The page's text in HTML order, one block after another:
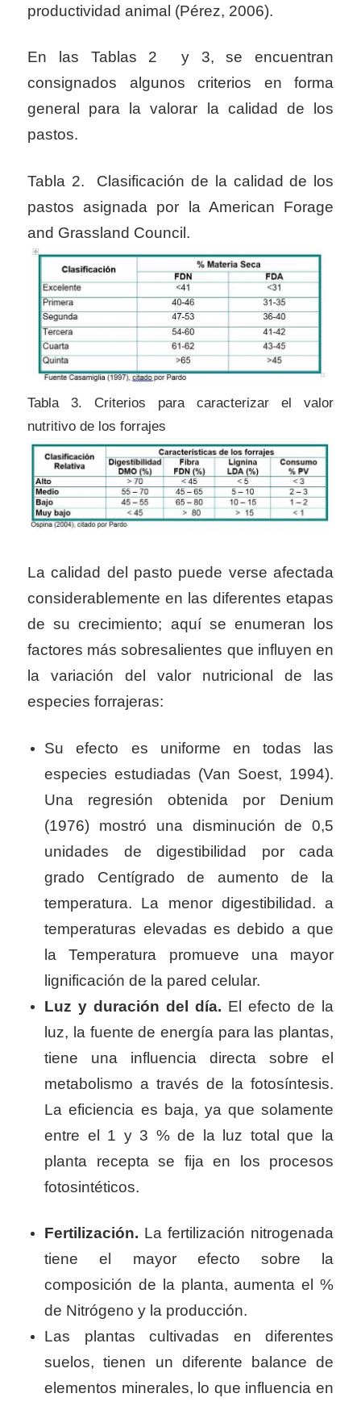
productividad animal (Pérez, 2006).
En las Tablas 2 y 3, se encuentran
consignados algunos criterios en forma
general para la valorar la calidad de los
pastos.
Tabla 2. Clasificación de la calidad de los
pastos asignada por la American Forage
and Grassland Council.
Tabla 3. Criterios para caracterizar el valor
nutritivo de los forrajes
La calidad del pasto puede verse afectada
considerablemente en las diferentes etapas
de su crecimiento; aquí se enumeran los
factores más sobresalientes que influyen en
la variación del valor nutricional de las
especies forrajeras:
Su efecto es uniforme en todas las
especies estudiadas (Van Soest, 1994).
Una regresión obtenida por Denium
(1976) mostró una disminución de 0,5
unidades de digestibilidad por cada
grado Centígrado de aumento de la
temperatura. La menor digestibilidad. a
temperaturas elevadas es debido a que
la Temperatura promueve una mayor
lignificación de la pared celular.
Luz y duración del día. El efecto de la
luz, la fuente de energía para las plantas,
tiene una influencia directa sobre el
metabolismo a través de la fotosíntesis.
La eficiencia es baja, ya que solamente
entre el 1 y 3 % de la luz total que la
planta recepta se fija en los procesos
fotosintéticos.
Fertilización. La fertilización nitrogenada
tiene el mayor efecto sobre la
composición de la planta, aumenta el %
de Nitrógeno y la producción.
Las plantas cultivadas en diferentes
suelos, tienen un diferente balance de
elementos minerales, lo que influencia en